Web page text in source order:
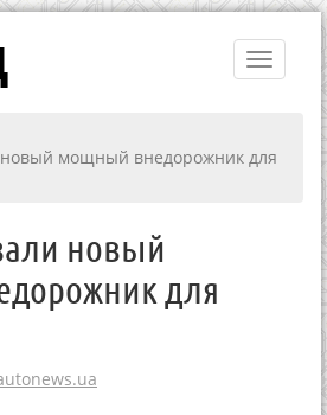
Toggle
новый мощный внедорожник для
новый
для